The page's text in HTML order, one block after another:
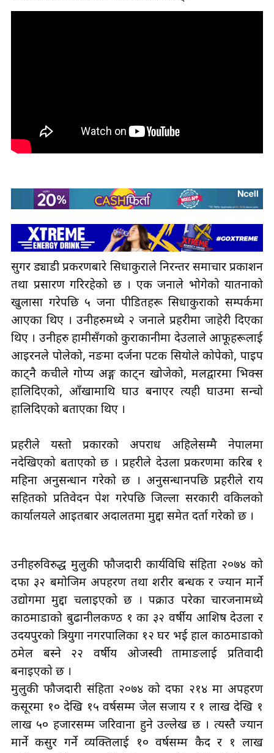
सुगर ड्याडी प्रकरणबारे सिधाकुरालेनिरन्तर समाचार प्रकाशन
तथा प्रसारण गरिरहेको छ । एक जनाले भोगेको यातनाको
खुलासा गरेपछि ५ जना पीडितहरू सिधाकुराको सम्पर्कमा
आएका थिए । उनीहरुमध्ये २ जनाले प्रहरीमा जाहेरी दिएका
थिए । उनीहरु हामीसँगको कुराकानीमा देउलाले आफूहरूलाई
आइरनले पोलेको, नङमा दर्जनौँपटक सियोलेकोपेको, पाइप
काट्नै कैँचीले गोप्य अङ्गकाट्न खोजेको, मलद्वारमा भिक्स
हालिदिएको, आँखामाथि घाउ बनाएर त्यही घाउमा सन्चो
हालिदिएको बताएका थिए ।
प्रहरीले यस्तो प्रकारको अपराध अहिलेसम्मै नेपालमा
नदेखिएको बताएको छ । प्रहरीले देउला प्रकरणमा करिब १
महिना अनुसन्धान गरेको छ । अनुसन्धानपछि प्रहरीले राय
सहितको प्रतिवेदन पेश गरेपछि जिल्ला सरकारी वकिलको
कार्यालयले आइतबार अदालतमा मुद्दा समेत दर्ता गरेको छ ।
उनीहरुविरुद्ध मुलुकी फौजदारी कार्यविधि संहिता २०७४ को
दफा ३२ बमोजिम अपहरण तथा शरीर बन्धक र ज्यान मार्ने
उद्योगमा मुद्दा चलाइएको छ । पक्राउ परेकाचारजनामध्ये
काठमाडौँको बुढानीलकण्ठ१ का ३२ वर्षीय आशिष देउला र
उदयपुरको त्रियुगा नगरपालिका १२ घर भई हाल काठमाडौँको
ठमेल बस्ने २२ वर्षीय ओजस्वी तामाङलाई प्रतिवादी
बनाइएको छ ।
मुलुकीफौजदारी संहिता २०७४ को दफा २१४ मा अपहरण
कसूरमा १० देखि १५ वर्षसम्म जेल सजाय र १ लाख देखि १
लाख ५० हजारसम्म जरिवाना हुने उल्लेख छ । त्यस्तै ज्यान
मार्ने कसुर गर्ने व्यक्तिलाई १० वर्षसम्म कैद र १ लाख